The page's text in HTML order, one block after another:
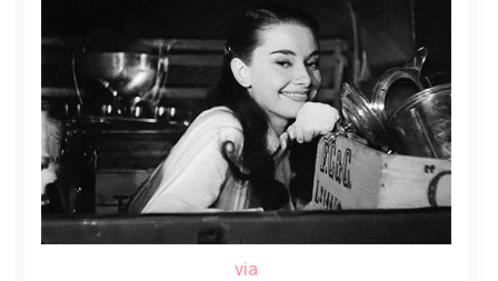
via